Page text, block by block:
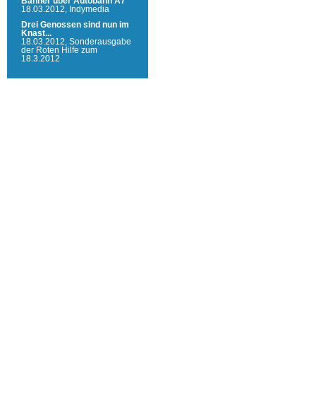
18.03.2012,
Indymedia
Drei Genossen sind nun im
Knast...
18.03.2012, Sonderausgabe
der Roten Hilfe zum
18.3.2012